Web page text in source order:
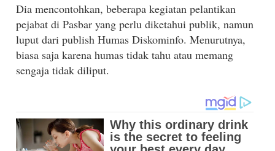
Dia mencontohkan, beberapa kegiatan pelantikan
pejabat di Pasbar yang perlu diketahui publik, namun
luput dari publish Humas Diskominfo. Menurutnya,
biasa saja karena humas tidak tahu atau memang
sengaja tidak diliput.